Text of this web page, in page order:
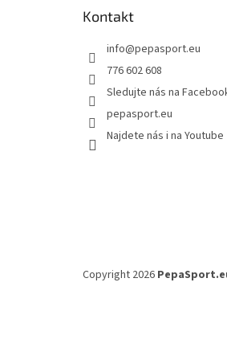
Kontakt
info@pepasport.eu
776 602 608
Sledujte nás na
pepasport.eu
Najdete nás i na Youtube
Copyright 2026